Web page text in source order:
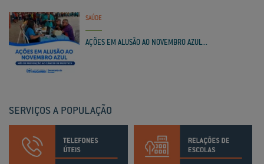
SAÚDE
AÇÕES EM ALUSÃO AO NOVEMBRO AZUL...
SERVIÇOS A POPULAÇÃO